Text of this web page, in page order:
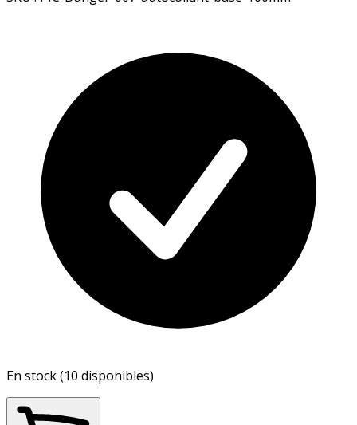
En stock (10 disponibles)